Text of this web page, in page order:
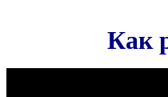
Как